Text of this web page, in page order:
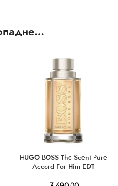
HUGO BOSS The Scent Pure
Accord For Him EDT